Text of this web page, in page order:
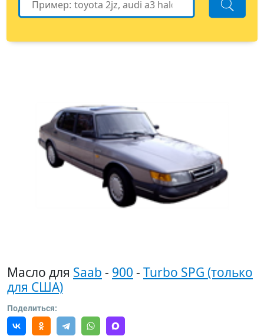
Масло для Saab - 900 - Turbo SPG (только
для США)
Поделиться: